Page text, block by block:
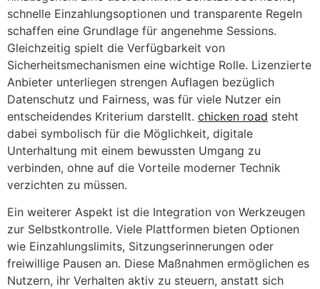
schnelle Einzahlungsoptionen und transparente Regeln
schaffen eine Grundlage für angenehme Sessions.
Gleichzeitig spielt die Verfügbarkeit von
Sicherheitsmechanismen eine wichtige Rolle. Lizenzierte
Anbieter unterliegen strengen Auflagen bezüglich
Datenschutz und Fairness, was für viele Nutzer ein
entscheidendes Kriterium darstellt. chicken road steht
dabei symbolisch für die Möglichkeit, digitale
Unterhaltung mit einem bewussten Umgang zu
verbinden, ohne auf die Vorteile moderner Technik
verzichten zu müssen.
Ein weiterer Aspekt ist die Integration von Werkzeugen
zur Selbstkontrolle. Viele Plattformen bieten Optionen
wie Einzahlungslimits, Sitzungserinnerungen oder
freiwillige Pausen an. Diese Maßnahmen ermöglichen es
Nutzern, ihr Verhalten aktiv zu steuern, anstatt sich